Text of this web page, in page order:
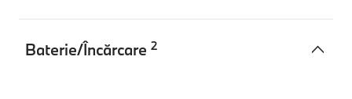
Baterie/Încărcare 2